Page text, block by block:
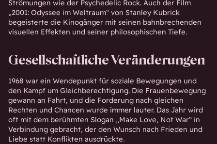
Strömungen wie der Psychedelic Rock. Auch der Film
„2001: Odyssee im Weltraum“ von Stanley Kubrick
begeisterte die Kinogänger mit seinen bahnbrechenden
visuellen Effekten und seiner philosophischen Tiefe.
Gesellschaftliche Veränderungen
1968 war ein Wendepunkt für soziale Bewegungen und
den Kampf um Gleichberechtigung. Die Frauenbewegung
gewann an Fahrt, und die Forderung nach gleichen
Rechten und Chancen wurde immer lauter. Das Jahr wird
oft mit dem berühmten Slogan „Make Love, Not War“ in
Verbindung gebracht, der den Wunsch nach Frieden und
Liebe statt Konflikten ausdrückte.